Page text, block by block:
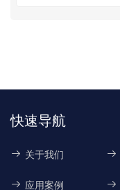
快速导航
关于我们
应用案例